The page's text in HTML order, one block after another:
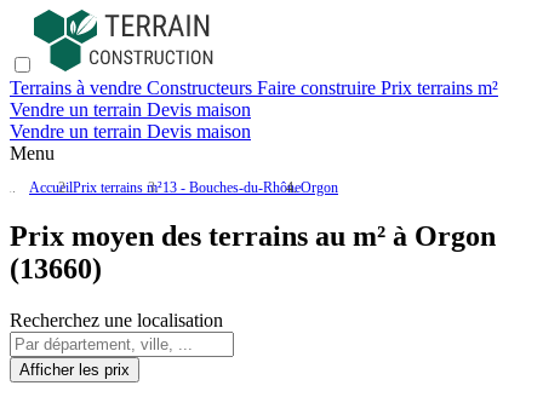
Terrains à vendre Constructeurs Faire construire Prix terrains m²
Vendre un terrain Devis maison
Vendre un terrain Devis maison
Menu
AccueilPrix terrains m²13 - Bouches-du-RhôneOrgon
Prix moyen des terrains au m² à Orgon
(13660)
Recherchez une localisation
Afficher les prix